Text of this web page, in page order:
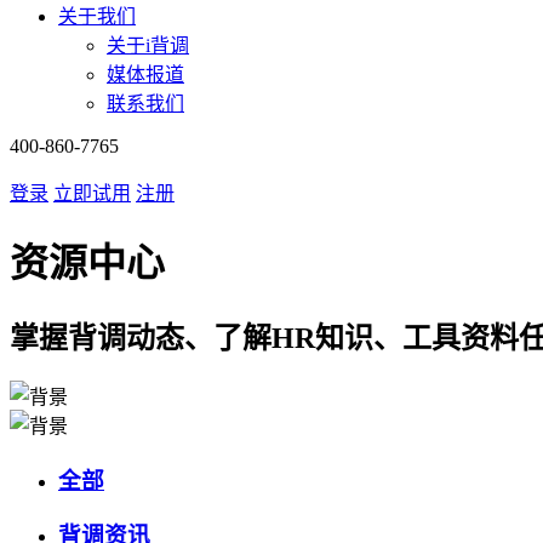
关于我们
关于i背调
媒体报道
联系我们
400-860-7765
登录 立即试用 注册
资源中心
掌握背调动态、了解HR知识、工具资料
全部
背调资讯